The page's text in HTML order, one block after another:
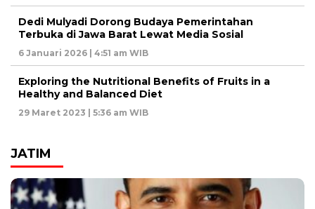
Dedi Mulyadi Dorong Budaya Pemerintahan
Terbuka di Jawa Barat Lewat Media Sosial
6 Januari 2026 | 4:51 am WIB
Exploring the Nutritional Benefits of Fruits in a
Healthy and Balanced Diet
29 Maret 2023 | 5:36 am WIB
JATIM